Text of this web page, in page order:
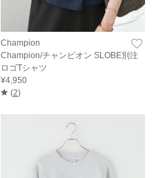
Champion
Champion/チャンピオン SLOBE別注
ロゴTシャツ
¥4,950
(2)